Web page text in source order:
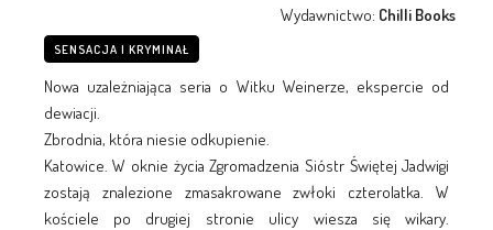
Wydawnictwo: Chilli Books
SENSACJA I KRYMINAŁ
Nowa uzależniająca seria o Witku Weinerze, ekspercie od
dewiacji.
Zbrodnia, która niesie odkupienie.
Katowice. W oknie życia Zgromadzenia Sióstr Świętej Jadwigi
zostają znalezione zmasakrowane zwłoki czterolatka. W
kościele po drugiej stronie ulicy wiesza się wikary.